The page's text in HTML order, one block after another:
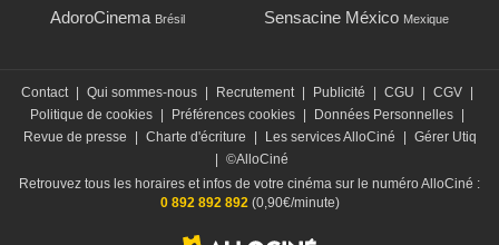
AdoroCinema Brésil Sensacine México Mexique
Contact Qui sommes-nous Recrutement Publicité CGU CGV
Politique de cookies
Préférences cookies Données Personnelles
Revue de presse
Charte d'écriture Les services AlloCiné
Gérer Utiq
©AlloCiné
Retrouvez tous les horaires et infos de votre cinéma sur le numéro AlloCiné :
0 892 892 892(0,90€/minute)